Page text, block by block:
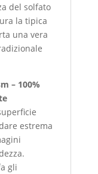
del solfato
la tipica
una vera
– 100%
estrema
gli